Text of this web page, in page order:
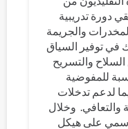
دورة تدريبية
والجريمة
توفير السياق
السلاح والتسريح
للمفوضية
لدعم تدخلات
والتعافي. وخلال
على هيكل